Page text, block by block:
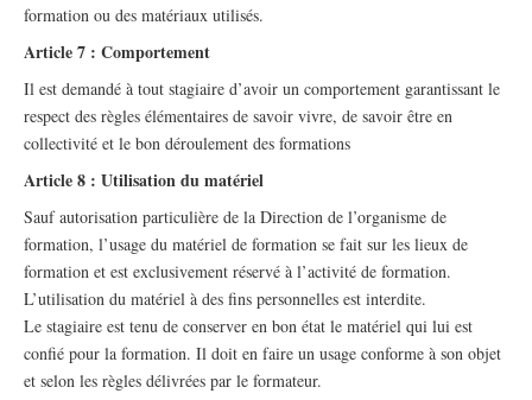
formation ou des matériaux utilisés.
Article 7 : Comportement
Il est demandé à tout stagiaire d’avoir un comportement garantissant le
respect des règles élémentaires de savoir vivre, de savoir être en
collectivité et le bon déroulement des formations
Article 8 : Utilisation du matériel
Sauf autorisation particulière de la Direction de l’organisme de
formation, l’usage du matériel de formation se fait sur les lieux de
formation et est exclusivement réservé à l’activité de formation.
L’utilisation du matériel à des fins personnelles est interdite.
Le stagiaire est tenu de conserver en bon état le matériel qui lui est
confié pour la formation. Il doit en faire un usage conforme à son objet
et selon les règles délivrées par le formateur.